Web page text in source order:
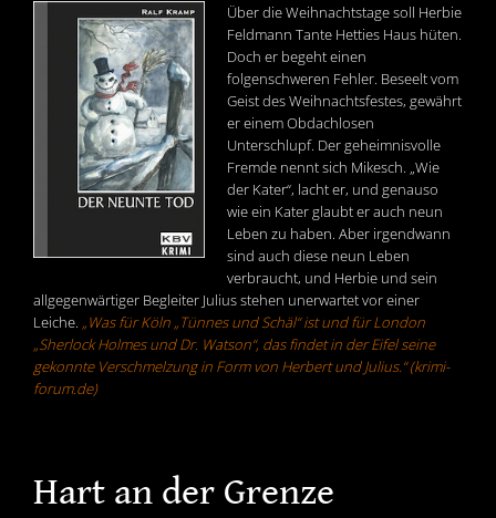
Über die Weihnachtstage soll Herbie
Feldmann Tante Hetties Haus hüten.
Doch er begeht einen
folgenschweren Fehler. Beseelt vom
Geist des Weihnachtsfestes, gewährt
er einem Obdachlosen
Unterschlupf. Der geheimnisvolle
Fremde nennt sich Mikesch. „Wie
der Kater“, lacht er, und genauso
wie ein Kater glaubt er auch neun
Leben zu haben. Aber irgendwann
sind auch diese neun Leben
verbraucht, und Herbie und sein
allgegenwärtiger Begleiter Julius stehen unerwartet vor einer
Leiche. „Was für Köln „Tünnes und Schäl“ ist und für London
„Sherlock Holmes und Dr. Watson“, das findet in der Eifel seine
gekonnte Verschmelzung in Form von Herbert und Julius.“ (krimi-
forum.de)
Hart an der Grenze